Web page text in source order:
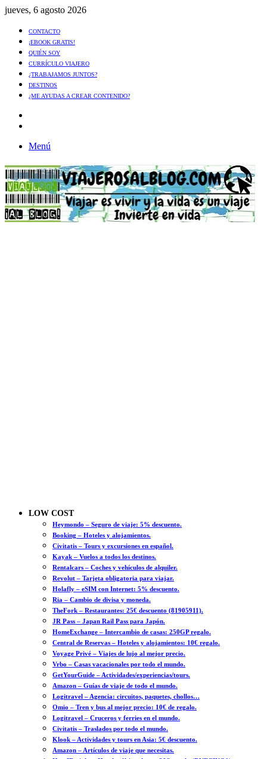
jueves, 6 agosto 2026
CONTACTO
¡EBOOK GRATIS!
QUIÉN SOY
CURRÍCULO VIAJERO
¿TRABAJAMOS JUNTOS?
DESTINOS
¿ME AYUDAS A CREAR CONTENIDO?
Menú
LOW COST
Heymondo – Seguro de viaje: 5% descuento.
Booking – Hoteles y alojamientos.
Civitatis – Tours y excursiones en español.
Kayak – Vuelos a todos los destinos.
Rentalcars – Coches y vehículos de alquiler.
Revolut – Tarjeta obligatoria para viajar.
Holafly – eSIM con Internet: 5% descuento.
Ria – Cambio de divisa y moneda.
TheFork – Restaurantes: 25€ descuento (81905911).
JR Pass – Japan Rail Pass para Japón.
HomeExchange – Intercambio de casas: 250GP regalo.
Central de Reservas – Hoteles y alojamientos: 10€ regalo.
Voyage Privé – Viajes de lujo al mejor precio.
Vrbo – Casas vacacionales por todo el mundo.
GetYourGuide – Actividades/experiencias/tours.
Amazon – Guías de viaje de todo el mundo.
Logitravel – Agencia: circuitos, paquetes, chollos…
Omio – Tren y bus al mejor precio: 10€ de regalo.
Logitravel – Cruceros y ferries en el mundo.
Civitatis – Traslados por todo el mundo.
Klook – Actividades y tours en Asia: 5€ descuento.
Amazon – Artículos de viaje que necesitas.